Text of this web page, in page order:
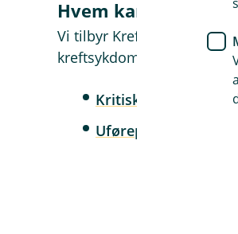
Hvem kan få tilbud
Vi tilbyr Kreftkompassets
kreftsykdom, og som har
Kritisk
Uførepensjon